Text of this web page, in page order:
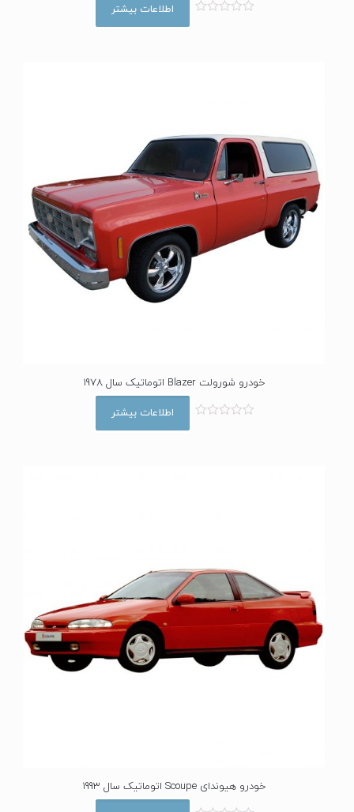
اطلاعات بیشتر
خودرو شورولت Blazer اتوماتیک سال 1978
اطلاعات بیشتر
خودرو هیوندای Scoupe اتوماتیک سال 1993